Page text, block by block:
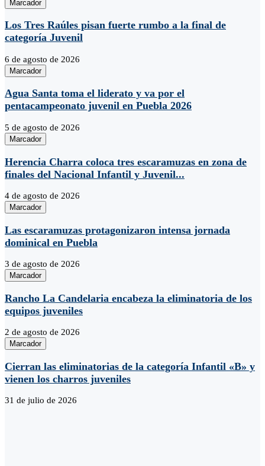
Marcador
Los Tres Raúles pisan fuerte rumbo a la final de
categoría Juvenil
6 de agosto de 2026
Marcador
Agua Santa toma el liderato y va por el
pentacampeonato juvenil en Puebla 2026
5 de agosto de 2026
Marcador
Herencia Charra coloca tres escaramuzas en zona de
finales del Nacional Infantil y Juvenil...
4 de agosto de 2026
Marcador
Las escaramuzas protagonizaron intensa jornada
dominical en Puebla
3 de agosto de 2026
Marcador
Rancho La Candelaria encabeza la eliminatoria de los
equipos juveniles
2 de agosto de 2026
Marcador
Cierran las eliminatorias de la categoría Infantil «B» y
vienen los charros juveniles
31 de julio de 2026